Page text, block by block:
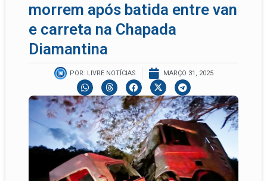
morrem após batida entre van
e carreta na Chapada
Diamantina
POR: LIVRE NOTÍCIAS MARÇO 31, 2025